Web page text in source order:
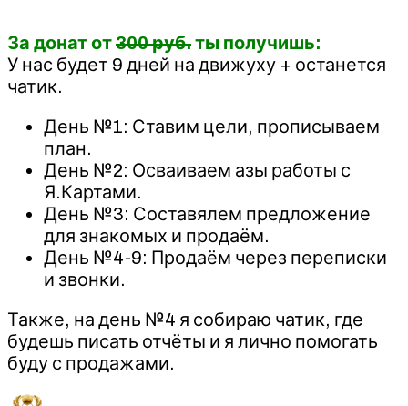
За донат от300 руб.ты получишь:
У нас будет 9 дней на движуху + останется
чатик.
День №1: Ставим цели, прописываем
план.
День №2: Осваиваем азы работы с
Я.Картами.
День №3: Составялем предложение
для знакомых и продаём.
День №4-9: Продаём через переписки
и звонки.
Также, на день №4 я собираю чатик, где
будешь писать отчёты и я лично помогать
буду с продажами.